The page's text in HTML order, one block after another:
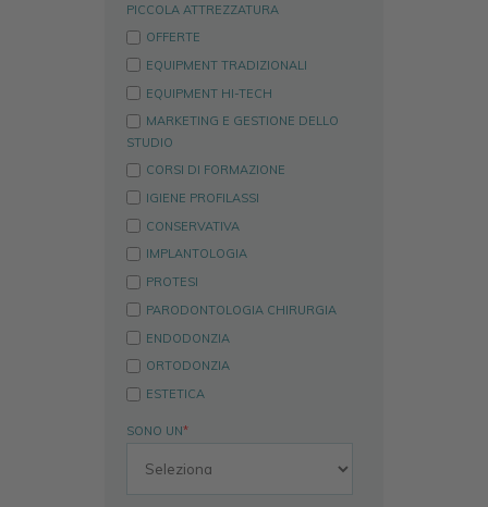
PICCOLA ATTREZZATURA
OFFERTE
EQUIPMENT TRADIZIONALI
EQUIPMENT HI-TECH
MARKETING E GESTIONE DELLO
STUDIO
CORSI DI FORMAZIONE
IGIENE PROFILASSI
CONSERVATIVA
IMPLANTOLOGIA
PROTESI
PARODONTOLOGIA CHIRURGIA
ENDODONZIA
ORTODONZIA
ESTETICA
SONO UN*